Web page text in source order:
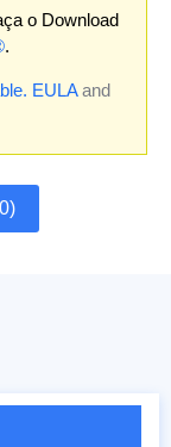
o Download
.
EULAand